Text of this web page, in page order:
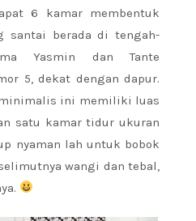
6 kamar membentuk
santai berada di tengah-
Yasmin dan Tante
5, dekat dengan dapur.
ini memiliki luas
satu kamar tidur ukuran
nyaman lah untuk bobok
wangi dan tebal,